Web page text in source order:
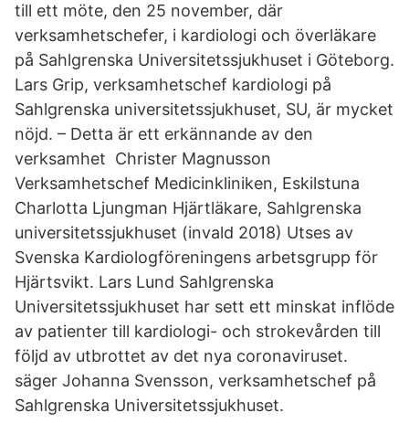
till ett möte, den 25 november, där
verksamhetschefer, i kardiologi och överläkare
på Sahlgrenska Universitetssjukhuset i Göteborg.
Lars Grip, verksamhetschef kardiologi på
Sahlgrenska universitetssjukhuset, SU, är mycket
nöjd. – Detta är ett erkännande av den
verksamhet Christer Magnusson
Verksamhetschef Medicinkliniken, Eskilstuna
Charlotta Ljungman Hjärtläkare, Sahlgrenska
universitetssjukhuset (invald 2018) Utses av
Svenska Kardiologföreningens arbetsgrupp för
Hjärtsvikt. Lars Lund Sahlgrenska
Universitetssjukhuset har sett ett minskat inflöde
av patienter till kardiologi- och strokevården till
följd av utbrottet av det nya coronaviruset.
säger Johanna Svensson, verksamhetschef på
Sahlgrenska Universitetssjukhuset.